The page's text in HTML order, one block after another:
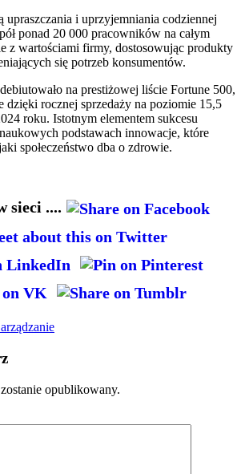
upraszczania i uprzyjemniania codziennej
ponad 20 000 pracowników na całym
z wartościami firmy, dostosowując produkty
się potrzeb konsumentów.
na prestiżowej liście Fortune 500,
dzięki rocznej sprzedaży na poziomie 15,5
roku. Istotnym elementem sukcesu
podstawach innowacje, które
społeczeństwo dba o zdrowie.
sieci ....
opublikowany.